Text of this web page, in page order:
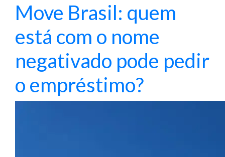
Move Brasil: quem
está com o nome
negativado pode pedir
o empréstimo?